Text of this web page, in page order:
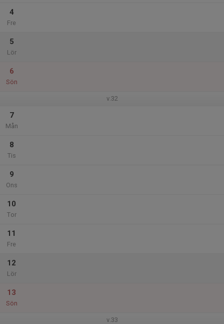
4
Fre
5
Lör
6
Sön
v.32
7
Mån
8
Tis
9
Ons
10
Tor
11
Fre
12
Lör
13
Sön
v.33